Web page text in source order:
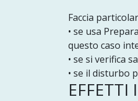
Faccia
• se usa
questo caso
• se si verifica
• se il disturbo
EFFETTI